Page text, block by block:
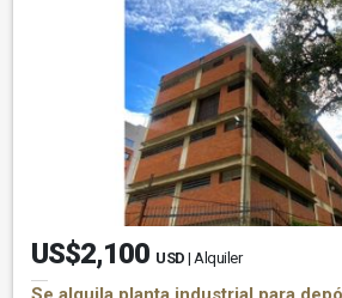
US$2,100 USD | Alquiler